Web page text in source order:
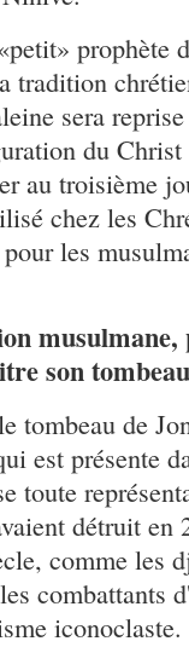
prophète
tradition
sera
du
au troisième
chez les
les
musulmane,
son
tombeau de
est présente
toute
détruit en
comme les
combattants
iconoclaste.